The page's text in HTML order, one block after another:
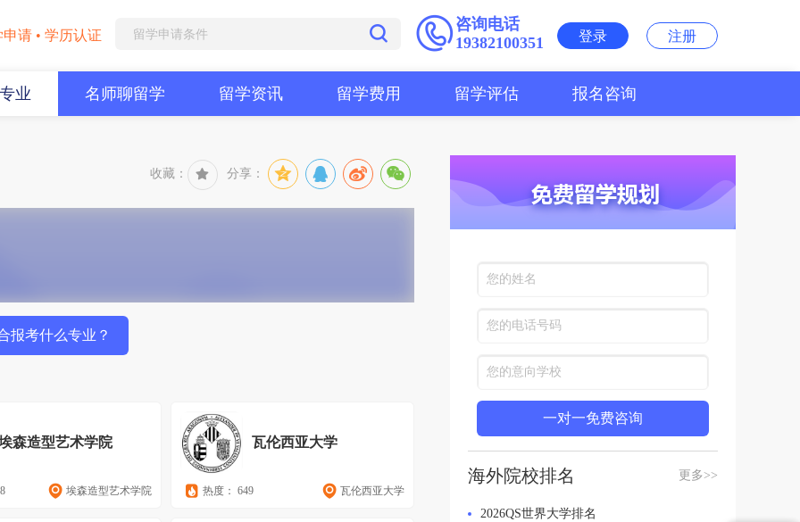
请 • 学历认证
咨询电话
19382100351
登录 注册
业 名师聊留学 留学资讯 留学费用 留学评估 报名咨询
收藏： 分享：
报考什么专业？
森造型艺术学院
埃森造型艺术学院
瓦伦西亚大学
热度： 649 瓦伦西亚大学
一对一免费咨询
海外院校排名 更多>>
2026QS世界大学排名